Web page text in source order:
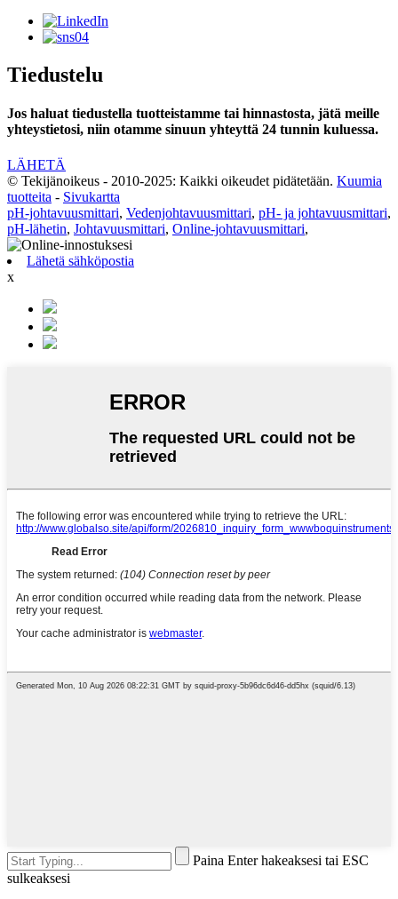
Tiedustelu
Jos haluat tiedustella tuotteistamme tai hinnastosta, jätä meille
yhteystietosi, niin otamme sinuun yhteyttä 24 tunnin kuluessa.
LÄHETÄ
© Tekijänoikeus - 2010-2025: Kaikki oikeudet pidätetään. Kuumia
tuotteita - Sivukartta
pH-johtavuusmittari, Vedenjohtavuusmittari, pH- ja johtavuusmittari,
pH-lähetin, Johtavuusmittari, Online-johtavuusmittari,
Lähetä sähköpostia
x
Paina Enter hakeaksesi tai ESC
sulkeaksesi